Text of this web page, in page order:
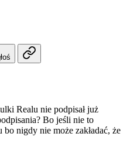
Realu nie podpisał już
Bo jeśli nie to
bo nigdy nie może zakładać, że